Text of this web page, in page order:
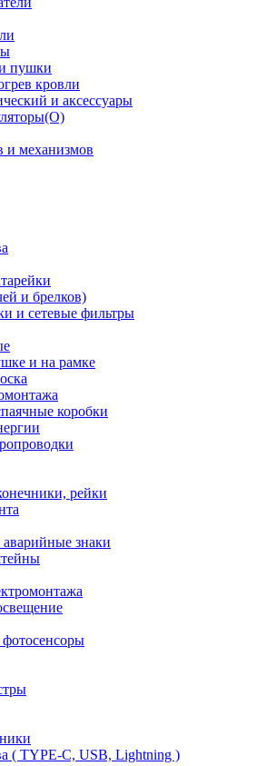
пушки
кровли
и аксессуары
и механизмов
и брелков)
и сетевые фильтры
и на рамке
коробки
рейки
знаки
( TYPE-C, USB, Lightning )